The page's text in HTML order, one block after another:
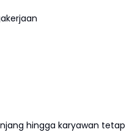
hingga karyawan tetap